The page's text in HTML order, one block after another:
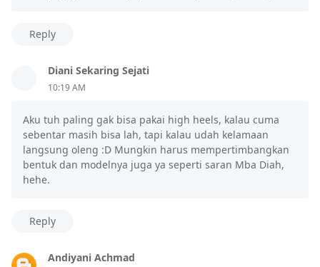
Reply
Diani Sekaring Sejati
10:19 AM
Aku tuh paling gak bisa pakai high heels, kalau cuma
sebentar masih bisa lah, tapi kalau udah kelamaan
langsung oleng :D Mungkin harus mempertimbangkan
bentuk dan modelnya juga ya seperti saran Mba Diah,
hehe.
Reply
Andiyani Achmad